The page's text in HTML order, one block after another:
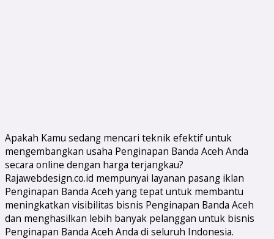
Apakah Kamu sedang mencari teknik efektif untuk
mengembangkan usaha Penginapan Banda Aceh Anda
secara online dengan harga terjangkau?
Rajawebdesign.co.id mempunyai layanan pasang iklan
Penginapan Banda Aceh yang tepat untuk membantu
meningkatkan visibilitas bisnis Penginapan Banda Aceh
dan menghasilkan lebih banyak pelanggan untuk bisnis
Penginapan Banda Aceh Anda di seluruh Indonesia.